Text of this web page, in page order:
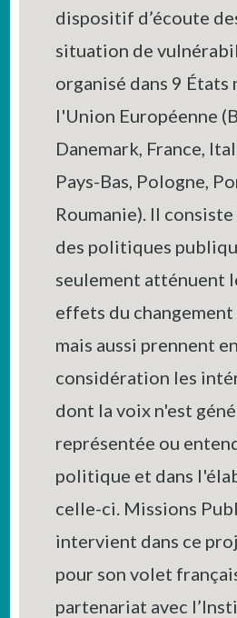
dispositif d’écoute
situation de
organisé dans 9 États
l'Union Européenne
Danemark, France,
Pays-Bas, Pologne,
Roumanie). Il
des politiques
seulement atténuent
effets du
mais aussi prennent en
considération les
dont la voix n'est
représentée ou
politique et dans
celle-ci. Missions
intervient dans ce
pour son volet
partenariat avec